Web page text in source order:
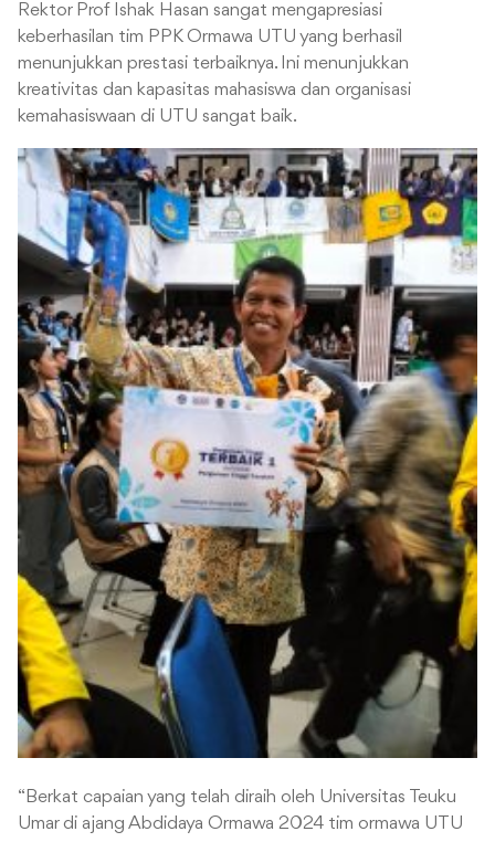
Rektor Prof Ishak Hasan sangat mengapresiasi
keberhasilan tim PPK Ormawa UTU yang berhasil
menunjukkan prestasi terbaiknya. Ini menunjukkan
kreativitas dan kapasitas mahasiswa dan organisasi
kemahasiswaan di UTU sangat baik.
“Berkat capaian yang telah diraih oleh Universitas Teuku
Umar di ajang Abdidaya Ormawa 2024 tim ormawa UTU